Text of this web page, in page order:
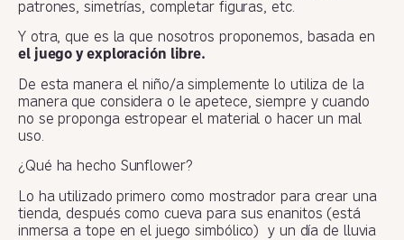
patrones, simetrías, completar figuras, etc.
Y otra, que es la que nosotros proponemos, basada en
el juego y exploración libre.
De esta manera el niño/a simplemente lo utiliza de la
manera que considera o le apetece, siempre y cuando
no se proponga estropear el material o hacer un mal
uso.
¿Qué ha hecho Sunflower?
Lo ha utilizado primero como mostrador para crear una
tienda, después como cueva para sus enanitos (está
inmersa a tope en el juego simbólico) y un día de lluvia